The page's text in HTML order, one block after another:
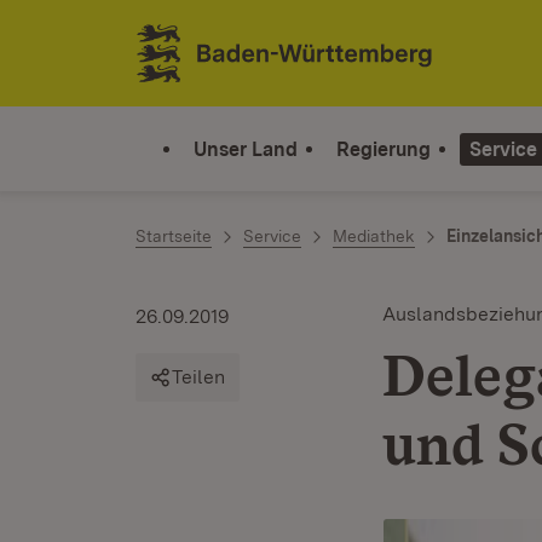
Zum Inhalt springen
Link zur Startseite
Unser Land Regierung Service
Startseite Service Mediathek
und
26.09.2019
Teilen